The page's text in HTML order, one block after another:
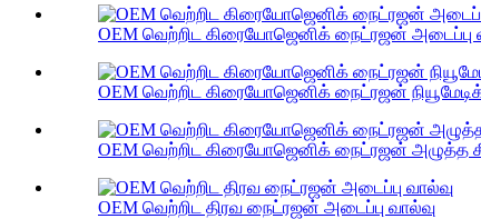
OEM வெற்றிட கிரையோஜெனிக் நைட்ரஜன் அடைப்பு
OEM வெற்றிட கிரையோஜெனிக் நைட்ரஜன்
OEM வெற்றிட கிரையோஜெனிக் நைட்ரஜன் அழுத்த
OEM வெற்றிட திரவ நைட்ரஜன் அடைப்பு வால்வு